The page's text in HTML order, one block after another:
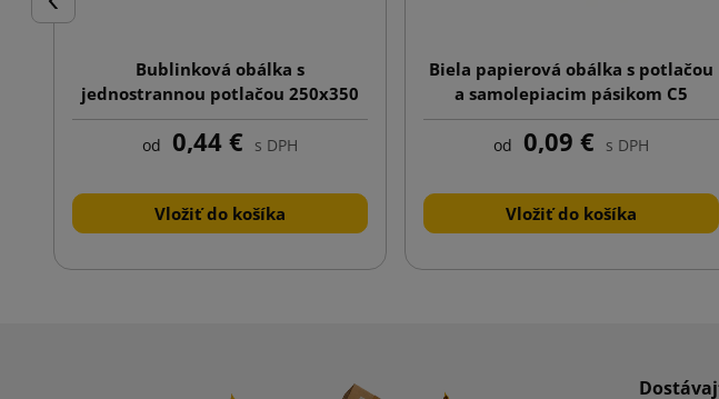
Späť
Bublinková obálka s
jednostrannou potlačou 250x350
G17 hnedá
od 0,44 € s DPH
Vložiť do košíka
Biela papierová obálka s potlačou
a samolepiacim pásikom C5
162x229
od 0,09 € s DPH
Vložiť do košíka